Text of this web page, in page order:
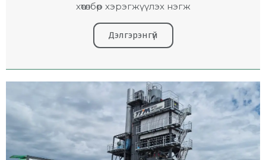
хөтөлбөр хэрэгжүүлэх нэгж
Дэлгэрэнгүй